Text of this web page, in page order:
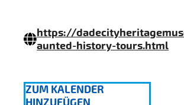
https://
aunted-history-tours.html
ZUM KALENDER